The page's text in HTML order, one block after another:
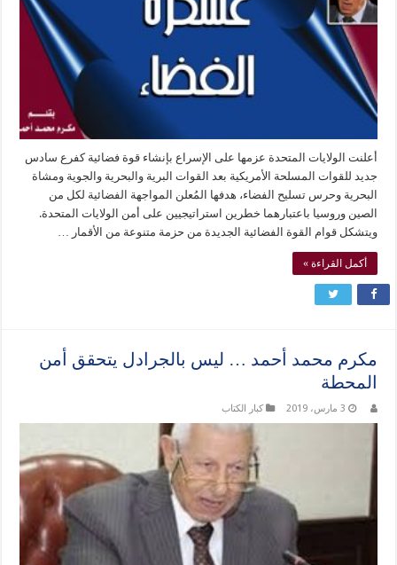
أعلنت الولايات المتحدة عزمها على الإسراع بإنشاء قوة فضائية كفرع سادس
جديد للقوات المسلحة الأمريكية بعد القوات البرية والبحرية والجوية ومشاة
البحرية وحرس تسليح الفضاء، هدفها المُعلن المواجهة الفضائية لكل من
الصين وروسيا باعتبارهما خطرين استراتيجيين على أمن الولايات المتحدة.
ويتشكل قوام القوة الفضائية الجديدة من حزمة متنوعة من الأقمار …
أكمل القراءة »
مكرم محمد أحمد … ليس بالجرادل يتحقق أمن
المحطة
3 مارس، 2019 كبار الكتاب